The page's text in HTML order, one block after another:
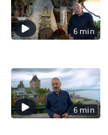
6 min
6 min